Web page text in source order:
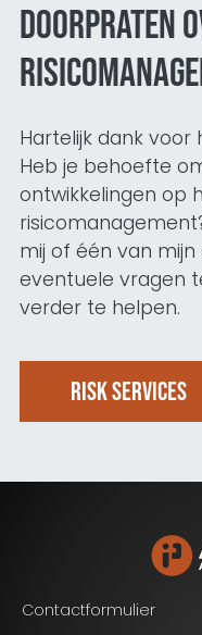
Doorpraten
Hartelijk dank voor
Heb je behoefte
ontwikkelingen op
mij of één van mijn
eventuele vragen
verder te helpen.
Risk services
Contactformulier
Blijf op de hoogte
gebied van Audit,